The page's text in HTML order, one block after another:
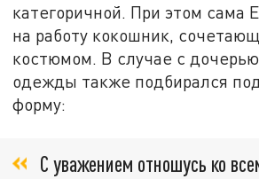
категоричной. При этом сама
на работу кокошник,
костюмом. В случае с
одежды также подбирался
форму:
С уважением отношусь ко